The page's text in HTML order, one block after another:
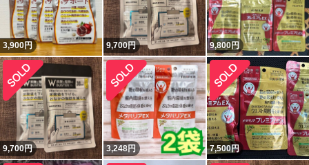
3,900円 9,700円 9,800円
9,700円 3,248円 7,500円